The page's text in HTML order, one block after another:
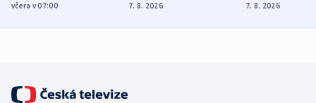
Poláky nebezpečné
včera v 07:00
míní estonský
7. 8. 2026
ukázala
7. 8. 2026